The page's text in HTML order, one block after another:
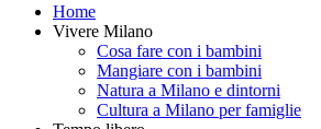
Home
Vivere Milano
Cosa fare con i bambini
Mangiare con i bambini
Natura a Milano e dintorni
Cultura a Milano per famiglie